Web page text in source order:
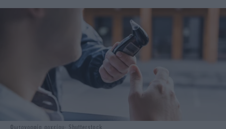
ΖΩΗ
ΣΠΟΡ
ENGLISH EDITION
STORIES
TRAVEL
ΥΓΕΙΑ
ΟΛΥΜΠΙΑΚΟΙ ΑΓΩΝΕΣ
EURO
GREEN
PODCAST
iOPINIONS
Φωτογραφία αρχείου: Shutterstock